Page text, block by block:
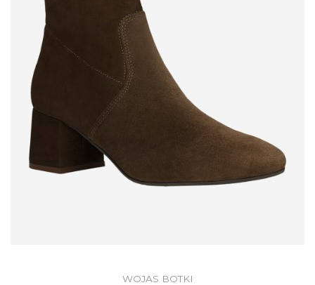
WOJAS BOTKI